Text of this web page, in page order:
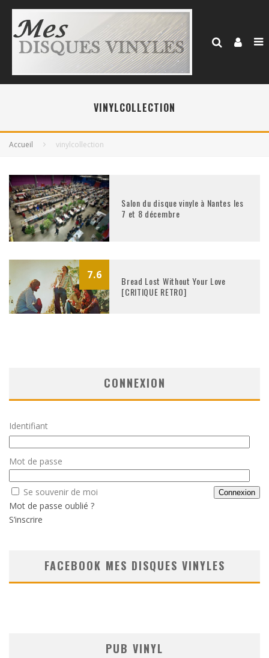
VINYLCOLLECTION
Accueil vinylcollection
Salon du disque vinyle à Nantes les
7 et 8 décembre
7.6
Bread Lost Without Your Love
[CRITIQUE RETRO]
CONNEXION
Identifiant
Mot de passe
Se souvenir de moi
Mot de passe oublié ?
S’inscrire
FACEBOOK MES DISQUES VINYLES
PUB VINYL